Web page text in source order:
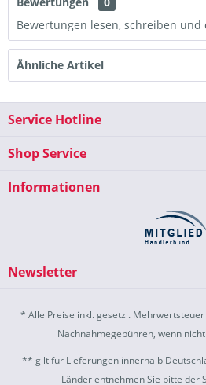
Bewertungen lesen, schreiben und
Ähnliche Artikel
Service Hotline
Shop Service
Informationen
Newsletter
* Alle Preise inkl. gesetzl. Mehrwertsteuer
Nachnahmegebühren, wenn
** gilt für Lieferungen innerhalb
Länder entnehmen Sie bitte der